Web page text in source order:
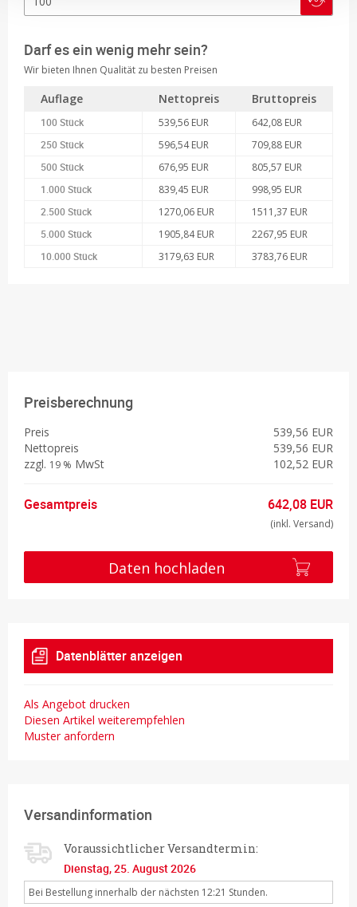
Darf es ein wenig mehr sein?
Wir bieten Ihnen Qualität zu besten Preisen
Auflage Nettopreis Bruttopreis
100 Stück 539,56 EUR 642,08 EUR
250 Stück 596,54 EUR 709,88 EUR
500 Stück 676,95 EUR 805,57 EUR
1.000 Stück 839,45 EUR 998,95 EUR
2.500 Stück 1270,06 EUR 1511,37 EUR
5.000 Stück 1905,84 EUR 2267,95 EUR
10.000 Stück 3179,63 EUR 3783,76 EUR
Preisberechnung
Preis
539,56 EUR
Nettopreis
539,56 EUR
zzgl. 19 % MwSt 102,52 EUR
Gesamtpreis 642,08 EUR
(inkl. Versand)
Daten hochladen
Datenblätter anzeigen
Als Angebot drucken
Diesen Artikel weiterempfehlen
Muster anfordern
Versandinformation
Voraussichtlicher Versandtermin:
Dienstag, 25. August 2026
Bei Bestellung innerhalb der nächsten 12:21 Stunden.